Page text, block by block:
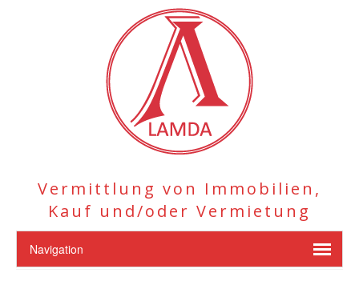
Vermittlung von Immobilien,
Kauf und/oder Vermietung